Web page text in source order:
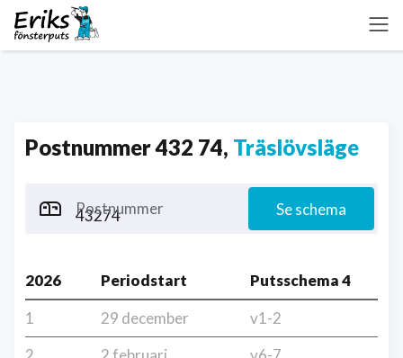
Postnummer 432 74, Träslövsläge
Postnummer Se schema
2026 Periodstart
Putsschema 4
1
29 december
v1-2